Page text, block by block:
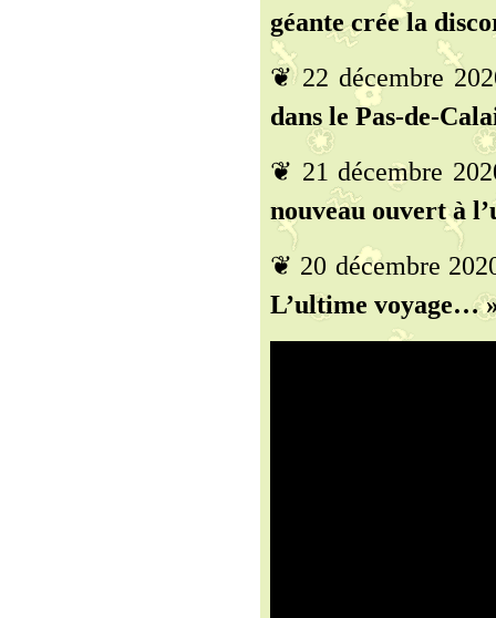
géante crée la
❦ 22 décembre
dans le Pas-de-
❦ 21 décembre
nouveau ouvert à
❦ 20 décembre
L’ultime voyage…